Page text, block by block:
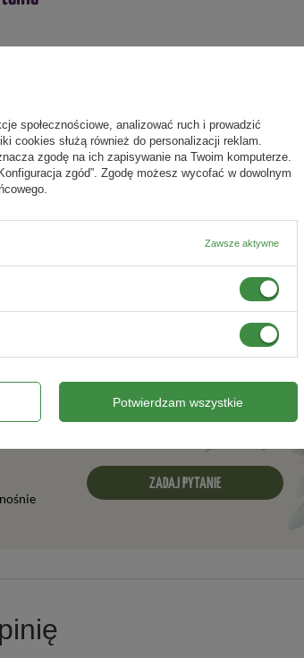
pozostałych nie widzę dużych efektów
ZADAJ PYTANIE
społecznościowe, analizować ruch i prowadzić
cookies służą również do personalizacji reklam.
zgodę na ich zapisywanie na Twoim komputerze.
zgód”. Zgodę możesz wycofać w dowolnym
Zawsze aktywne
Potwierdzam wszystkie